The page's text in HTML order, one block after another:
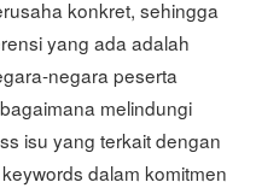
konkret, sehingga
yang ada adalah
negara peserta
melindungi
isu yang terkait dengan
dalam komitmen